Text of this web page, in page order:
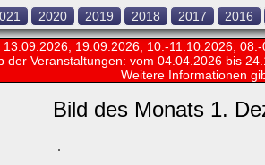
2020 2019 2018 2017 2016
13.09.2026; 19.09.2026; 10.-11.10.2026;
der Veranstaltungen:vom 04.04.2026 bis
Weitere Informationen
Bild des Monats 1.